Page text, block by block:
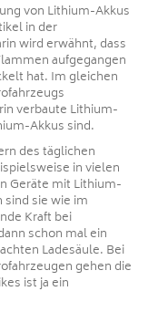
von Lithium-Akkus
in der
wird erwähnt, dass
aufgegangen
hat. Im gleichen
verbaute Lithium-
Akkus sind.
des täglichen
in vielen
Geräte mit Lithium-
sind sie wie im
Kraft bei
schon mal ein
Ladesäule. Bei
gehen die
ist ja ein